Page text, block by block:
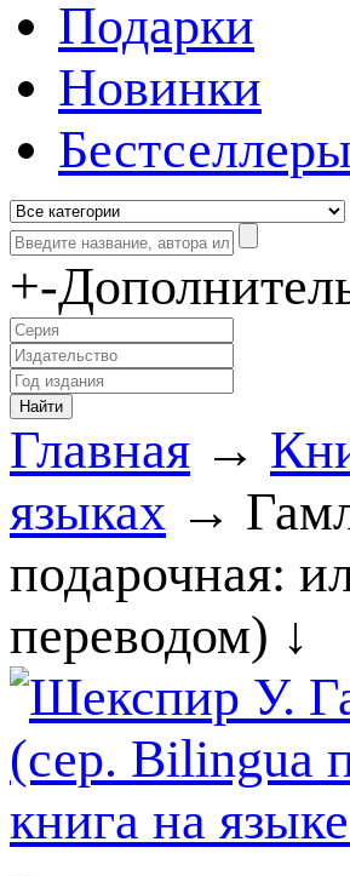
Подарки
Новинки
Бестселлеры
+-
Главная →
языках →
подарочная:
переводом) ↓